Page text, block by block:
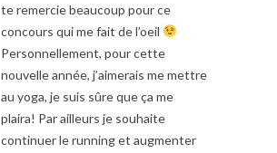
te remercie beaucoup pour ce
concours qui me fait de l’oeil
Personnellement, pour cette
nouvelle année, j’aimerais me mettre
au yoga, je suis sûre que ça me
plaira! Par ailleurs je souhaite
continuer le running et augmenter